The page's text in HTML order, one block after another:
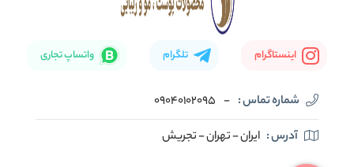
اینستاگرام تلگرام واتساپ تجاری
شماره تماس : -
09040102095
آدرس : ایران - تهران - تجریش